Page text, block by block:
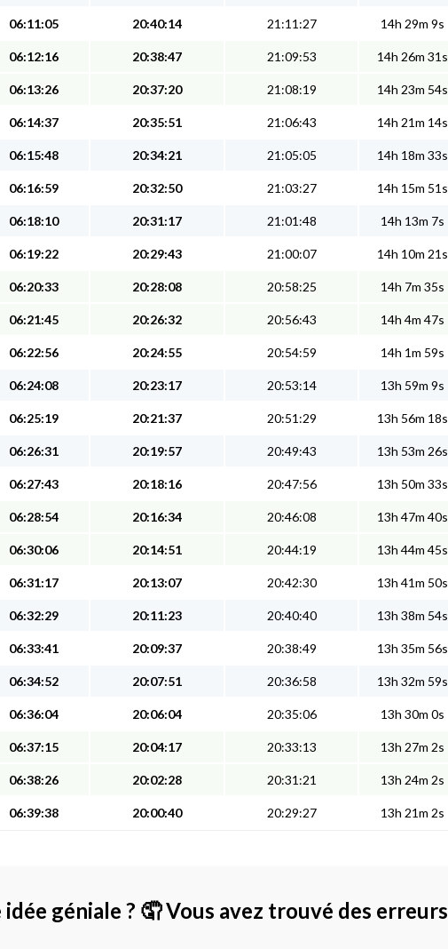
06:11:05 20:40:14 21:11:27 14h 29m 9s
06:12:16 20:38:47 21:09:53 14h 26m 31s
06:13:26 20:37:20 21:08:19 14h 23m 54s
06:14:37 20:35:51 21:06:43 14h 21m 14s
06:15:48 20:34:21 21:05:05 14h 18m 33s
06:16:59 20:32:50 21:03:27 14h 15m 51s
06:18:10 20:31:17 21:01:48 14h 13m 7s
06:19:22 20:29:43 21:00:07 14h 10m 21s
06:20:33 20:28:08 20:58:25 14h 7m 35s
06:21:45 20:26:32 20:56:43 14h 4m 47s
06:22:56 20:24:55 20:54:59 14h 1m 59s
06:24:08 20:23:17 20:53:14 13h 59m 9s
06:25:19 20:21:37 20:51:29 13h 56m 18s
06:26:31 20:19:57 20:49:43 13h 53m 26s
06:27:43 20:18:16 20:47:56 13h 50m 33s
06:28:54 20:16:34 20:46:08 13h 47m 40s
06:30:06 20:14:51 20:44:19 13h 44m 45s
06:31:17 20:13:07 20:42:30 13h 41m 50s
06:32:29 20:11:23 20:40:40 13h 38m 54s
06:33:41 20:09:37 20:38:49 13h 35m 56s
06:34:52 20:07:51 20:36:58 13h 32m 59s
06:36:04 20:06:04 20:35:06 13h 30m 0s
06:37:15 20:04:17 20:33:13 13h 27m 2s
06:38:26 20:02:28 20:31:21 13h 24m 2s
06:39:38 20:00:40 20:29:27 13h 21m 2s
géniale ? 🤦 Vous avez trouvé des erreurs